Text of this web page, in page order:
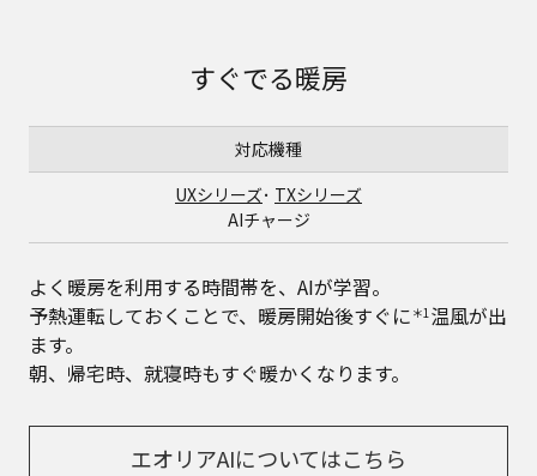
すぐでる暖房
対応機種
UXシリーズ･ TXシリーズ
AIチャージ
よく暖房を利用する時間帯を、AIが学習。
予熱運転しておくことで、暖房開始後すぐに ＊1 温風が出
ます。
朝、帰宅時、就寝時もすぐ暖かくなります。
エオリアAIについてはこちら